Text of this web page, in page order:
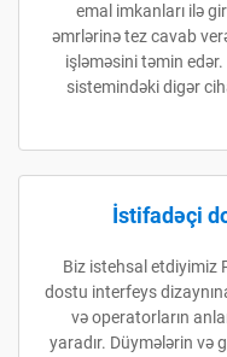
emal imkanları ilə
əmrlərinə tez cavab
işləməsini təmin
sistemindəki digər
İstifadəçi
Biz istehsal etdiyimiz
dostu interfeys
və operatorların
yaradır. Düymələrin və